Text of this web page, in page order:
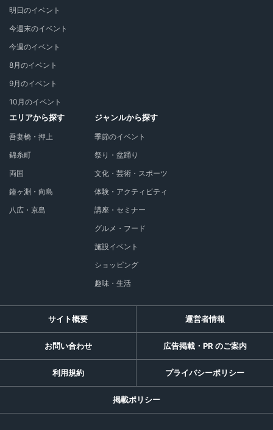
明日のイベント
今週末のイベント
今週のイベント
8月のイベント
9月のイベント
10月のイベント
エリアから探す
吾妻橋・押上
錦糸町
両国
鐘ヶ淵・向島
八広・京島
ジャンルから探す
季節のイベント
祭り・盆踊り
文化・芸術・スポーツ
体験・アクティビティ
講座・セミナー
グルメ・フード
施設イベント
ショッピング
趣味・生活
サイト概要 運営者情報
お問い合わせ 広告掲載・PR のご案内
利用規約 プライバシーポリシー
掲載ポリシー